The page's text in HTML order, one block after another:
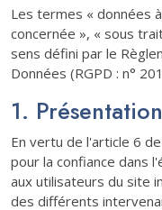
Les termes « données
concernée », « sous
sens défini par le
Données (RGPD : n°
1.
En vertu de l'article 6
pour la confiance dans
aux utilisateurs du site
des différents